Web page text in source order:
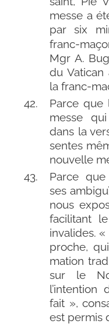
messe a
par six
franc-​
Mgr A.
du Vatican
la franc-
Parce que
messe
dans la
sentes
nou­velle
Parce
ses
nous
faci­li­tant
inva­lides.
proche,
ma­tion
sur le
l’intention
fait »,
est per­mis